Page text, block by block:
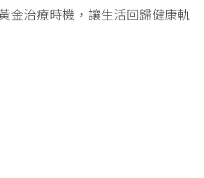
金治療時機，讓生活回歸健康軌